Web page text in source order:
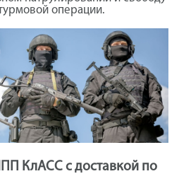
операции.
КлАСС с доставкой по